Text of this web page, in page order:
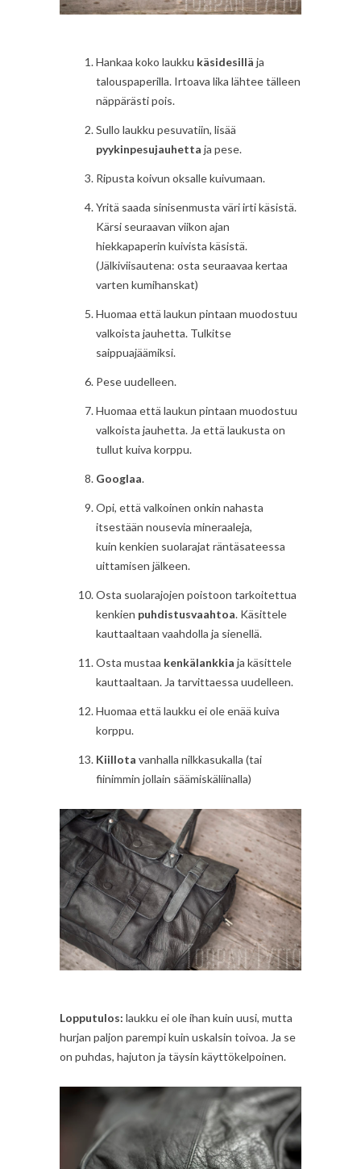
Hankaa koko laukku käsidesillä ja
talouspaperilla. Irtoava lika lähtee tälleen
näppärästi pois.
Sullo laukku pesuvatiin, lisää
pyykinpesujauhetta ja pese.
Ripusta koivun oksalle kuivumaan.
Yritä saada sinisenmusta väri irti käsistä.
Kärsi seuraavan viikon ajan
hiekkapaperin kuivista käsistä.
(Jälkiviisautena: osta seuraavaa kertaa
varten kumihanskat)
Huomaa että laukun pintaan muodostuu
valkoista jauhetta. Tulkitse
saippuajäämiksi.
Pese uudelleen.
Huomaa että laukun pintaan muodostuu
valkoista jauhetta. Ja että laukusta on
tullut kuiva korppu.
Googlaa.
Opi, että valkoinen onkin nahasta
itsestään nousevia mineraaleja,
kuin kenkien suolarajat räntäsateessa
uittamisen jälkeen.
Osta suolarajojen poistoon tarkoitettua
kenkien puhdistusvaahtoa. Käsittele
kauttaaltaan vaahdolla ja sienellä.
Osta mustaa kenkälankkia ja käsittele
kauttaaltaan. Ja tarvittaessa uudelleen.
Huomaa että laukku ei ole enää kuiva
korppu.
Kiillota vanhalla nilkkasukalla (tai
fiinimmin jollain säämiskäliinalla)
Lopputulos: laukku ei ole ihan kuin uusi, mutta
hurjan paljon parempi kuin uskalsin toivoa. Ja se
on puhdas, hajuton ja täysin käyttökelpoinen.